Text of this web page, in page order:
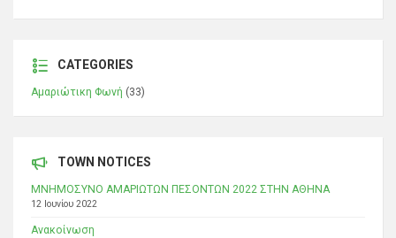
CATEGORIES
Αμαριώτικη Φωνή (33)
TOWN NOTICES
ΜΝΗΜΟΣΥΝΟ ΑΜΑΡΙΩΤΩΝ ΠΕΣΟΝΤΩΝ 2022 ΣΤΗΝ ΑΘΗΝΑ
12 Ιουνίου 2022
Ανακοίνωση